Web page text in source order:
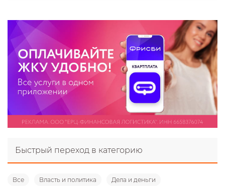
Быстрый переход в категорию
Все Власть и политика Дела и деньги